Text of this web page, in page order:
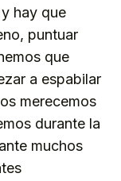
hay que
puntuar
que
a espabilar
merecemos
durante la
muchos